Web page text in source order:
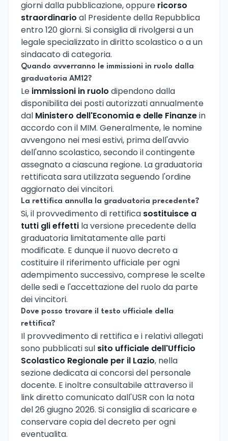
giorni dalla pubblicazione, oppure ricorso
straordinario al Presidente della Repubblica
entro 120 giorni. Si consiglia di rivolgersi a un
legale specializzato in diritto scolastico o a un
sindacato di categoria.
Quando avverranno le immissioni in ruolo dalla
graduatoria AM12?
Le immissioni in ruolo dipendono dalla
disponibilita dei posti autorizzati annualmente
dal Ministero dell'Economia e delle Finanzein
accordo con il MIM. Generalmente, le nomine
avvengono nei mesi estivi, prima dell'avvio
dell'anno scolastico, secondo il contingente
assegnato a ciascuna regione. La graduatoria
rettificata sara utilizzata seguendo l'ordine
aggiornato dei vincitori.
La rettifica annulla la graduatoria precedente?
Si, il provvedimento di rettifica sostituisce a
tutti gli effetti la versione precedente della
graduatoria limitatamente alle parti
modificate. E dunque il nuovo decreto a
costituire il riferimento ufficiale per ogni
adempimento successivo, comprese le scelte
delle sedi e l'accettazione del ruolo da parte
dei vincitori.
Dove posso trovare il testo ufficiale della
rettifica?
Il provvedimento di rettifica e i relativi allegati
sono pubblicati sul sito ufficiale dell'Ufficio
Scolastico Regionale per il Lazio, nella
sezione dedicata ai concorsi del personale
docente. E inoltre consultabile attraverso il
link diretto comunicato dall'USR con la nota
del 26 giugno 2026. Si consiglia di scaricare e
conservare copia del decreto per ogni
eventualita.